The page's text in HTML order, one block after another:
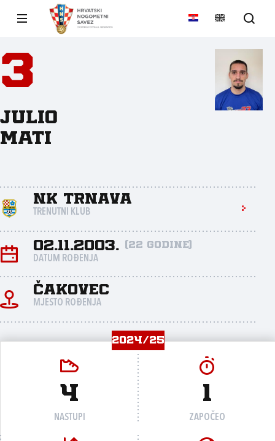
3
Julio
Mati
NK Trnava
TRENUTNI KLUB
02.11.2003. (22 godine)
DATUM ROĐENJA
Čakovec
MJESTO ROĐENJA
2024/25
4
NASTUPI
1
ZAPOČEO